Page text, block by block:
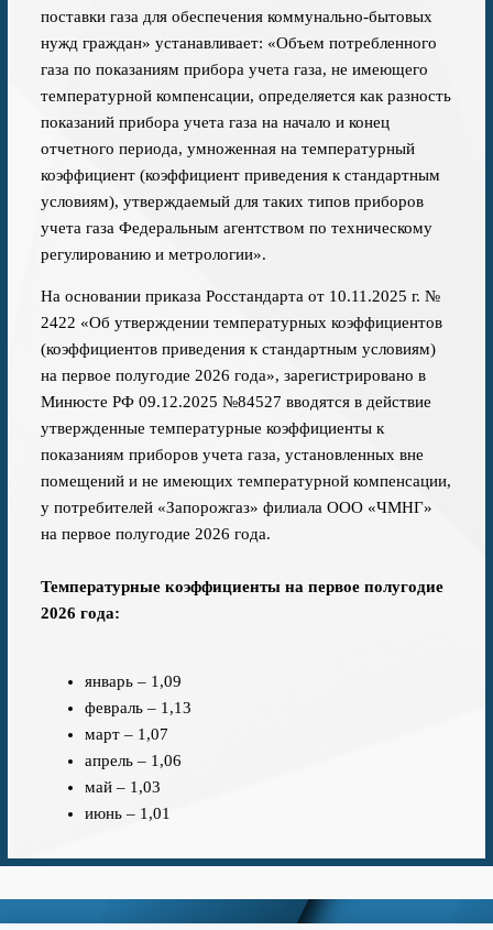
поставки газа для обеспечения коммунально-бытовых
нужд граждан» устанавливает: «Объем потребленного
газа по показаниям прибора учета газа, не имеющего
температурной компенсации, определяется как разность
показаний прибора учета газа на начало и конец
отчетного периода, умноженная на температурный
коэффициент (коэффициент приведения к стандартным
условиям), утверждаемый для таких типов приборов
учета газа Федеральным агентством по техническому
регулированию и метрологии».
На основании приказа Росстандарта от 10.11.2025 г. №
2422 «Об утверждении температурных коэффициентов
(коэффициентов приведения к стандартным условиям)
на первое полугодие 2026 года», зарегистрировано в
Минюсте РФ 09.12.2025 №84527 вводятся в действие
утвержденные температурные коэффициенты к
показаниям приборов учета газа, установленных вне
помещений и не имеющих температурной компенсации,
у потребителей «Запорожгаз» филиала ООО «ЧМНГ»
на первое полугодие 2026 года.
Температурные коэффициенты на первое полугодие
2026 года:
январь – 1,09
февраль – 1,13
март – 1,07
апрель – 1,06
май – 1,03
июнь – 1,01